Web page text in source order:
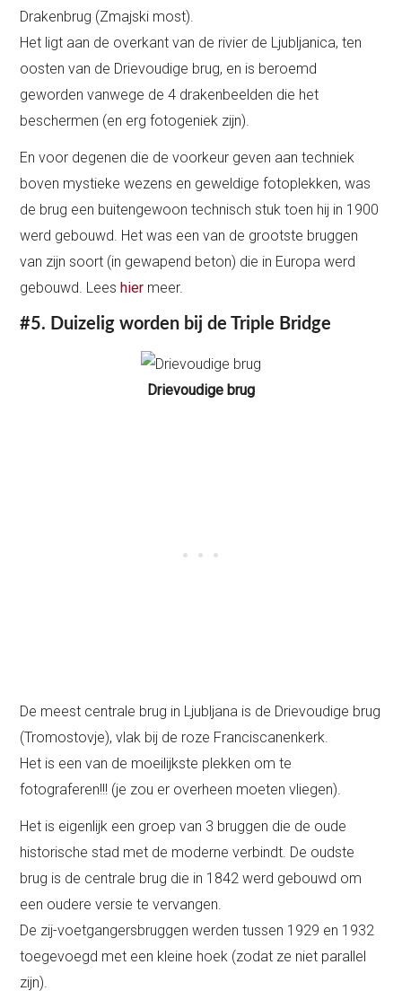
Drakenbrug (Zmajski most).
Het ligt aan de overkant van de rivier de Ljubljanica, ten
oosten van de Drievoudige brug, en is beroemd
geworden vanwege de 4 drakenbeelden die het
beschermen (en erg fotogeniek zijn).
En voor degenen die de voorkeur geven aan techniek
boven mystieke wezens en geweldige fotoplekken, was
de brug een buitengewoon technisch stuk toen hij in 1900
werd gebouwd. Het was een van de grootste bruggen
van zijn soort (in gewapend beton) die in Europa werd
gebouwd. Leeshier meer.
#5. Duizelig worden bij de Triple Bridge
Drievoudige brug
De meest centrale brug in Ljubljana is de Drievoudige brug
(Tromostovje), vlak bij de roze Franciscanenkerk.
Het is een van de moeilijkste plekken om te
fotograferen!!! (je zou er overheen moeten vliegen).
Het is eigenlijk een groep van 3 bruggen die de oude
historische stad met de moderne verbindt. De oudste
brug is de centrale brug die in 1842 werd gebouwd om
een oudere versie te vervangen.
De zij-voetgangersbruggen werden tussen 1929 en 1932
toegevoegd met een kleine hoek (zodat ze niet parallel
zijn).